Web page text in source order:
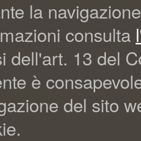
la
consulta
dell'art. 13 del
è
del sito